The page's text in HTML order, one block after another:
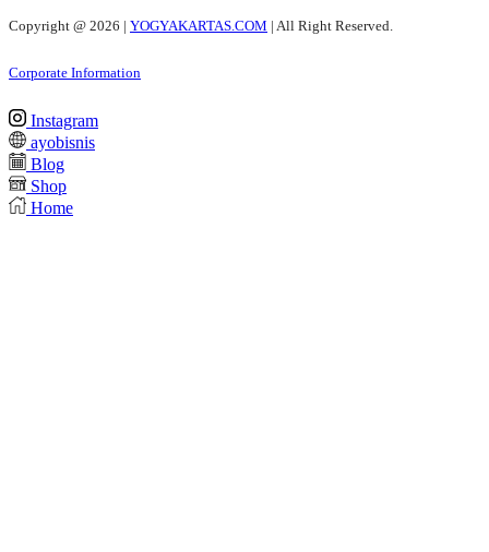
Copyright @ 2026 | YOGYAKARTAS.COM | All Right Reserved.
Corporate Information
Instagram
ayobisnis
Blog
Shop
Home